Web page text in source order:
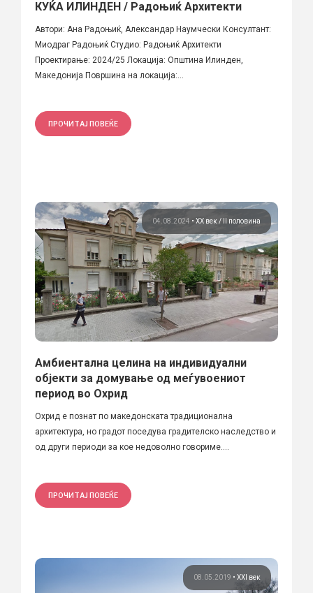
КУЌА ИЛИНДЕН / Радоњиќ Архитекти
Автори: Ана Радоњиќ, Александар Наумчески Консултант:
Миодраг Радоњиќ Студио: Радоњиќ Архитекти
Проектирање: 2024/25 Локација: Општина Илинден,
Македонија Површина на локација:...
ПРОЧИТАЈ ПОВЕЌЕ
04.08.2024 • ХХ век / II половина
Амбиентална целина на индивидуални
објекти за домување од меѓувоениот
период во Охрид
Охрид е познат по македонската традиционална
архитектура, но градот поседува градителско наследство и
од други периоди за кое недоволно говориме....
ПРОЧИТАЈ ПОВЕЌЕ
08.05.2019 • XXI век